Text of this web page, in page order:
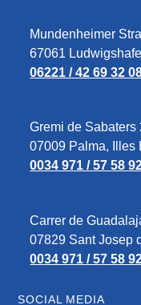
Mundenheimer
67061
06221 / 42 69 32
Gremi de Sabaters
07009 Palma, Illes
0034 971 / 57 58
Carrer de
07829‎ Sant Josep
0034 971 / 57 58
SOCIAL MEDIA